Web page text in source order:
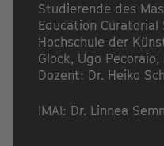
Studierende des
Education Curatorial
Hochschule der
Glock, Ugo
Dozent: Dr. Heiko
IMAI: Dr. Linnea